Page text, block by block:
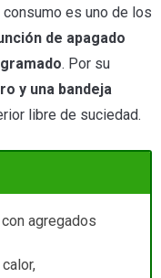
es uno de los
de apagado
. Por su
y una bandeja
libre de suciedad.
agregados